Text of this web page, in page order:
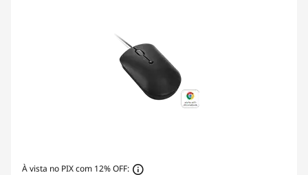
À vista no PIX com 12% OFF: